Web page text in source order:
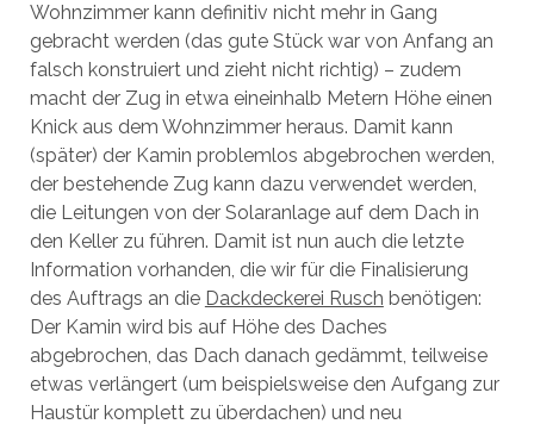
Wohnzimmer kann definitiv nicht mehr in Gang
gebracht werden (das gute Stück war von Anfang an
falsch konstruiert und zieht nicht richtig) – zudem
macht der Zug in etwa eineinhalb Metern Höhe einen
Knick aus dem Wohnzimmer heraus. Damit kann
(später) der Kamin problemlos abgebrochen werden,
der bestehende Zug kann dazu verwendet werden,
die Leitungen von der Solaranlage auf dem Dach in
den Keller zu führen. Damit ist nun auch die letzte
Information vorhanden, die wir für die Finalisierung
des Auftrags an die Dackdeckerei Rusch benötigen:
Der Kamin wird bis auf Höhe des Daches
abgebrochen, das Dach danach gedämmt, teilweise
etwas verlängert (um beispielsweise den Aufgang zur
Haustür komplett zu überdachen) und neu